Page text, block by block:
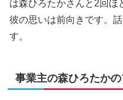
は森ひろたかさんと2回ほ
彼の思いは前向きです。
す。
事業主の森ひろたか